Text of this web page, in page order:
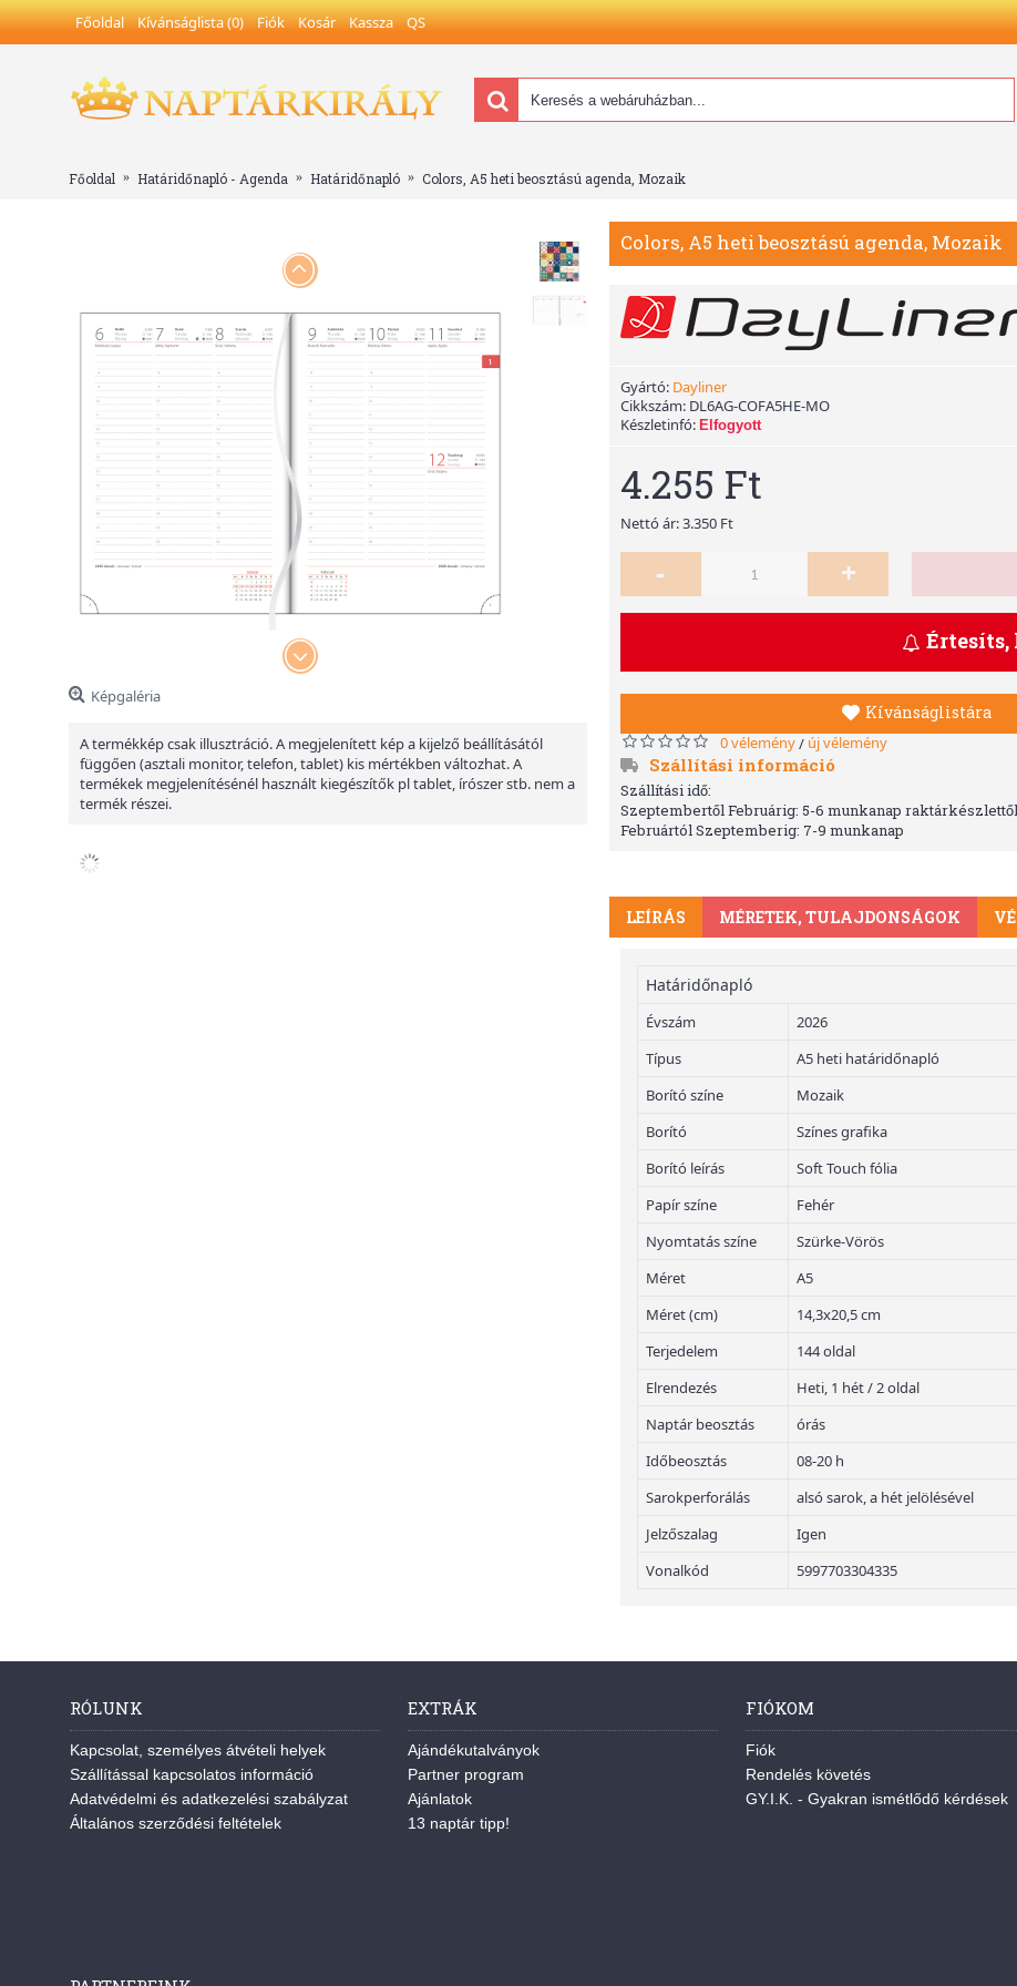
Főoldal Kívánságlista (0) Fiók Kosár Kassza QS
Főoldal Határidőnapló - Agenda Határidőnapló Colors, A5 heti beosztású agenda, Mozaik
Képgaléria
A termékkép csak illusztráció. A megjelenített kép a kijelző beállításától
függően (asztali monitor, telefon, tablet) kis mértékben változhat. A
termékek megjelenítésénél használt kiegészítők pl tablet, írószer stb. nem a
termék részei.
Colors, A5 heti beosztású agenda, Mozaik
Gyártó: Dayliner
Cikkszám: DL6AG-COFA5HE-MO
Készletinfó: Elfogyott
4.255 Ft
Nettó ár: 3.350 Ft
- +
Értesíts,
Kívánságlistára
0 vélemény/ új vélemény
Szállítási információ
Szállítási idő:
Szeptembertől Februárig: 5-6 munkanap
Februártól Szeptemberig: 7-9 munkanap
LEÍRÁS MÉRETEK, TULAJDONSÁGOK
Határidőnapló
Évszám
2026
Típus
A5 heti határidőnapló
Borító színe
Mozaik
Borító
Színes grafika
Borító leírás
Soft Touch fólia
Papír színe
Fehér
Nyomtatás színe
Szürke-Vörös
Méret
A5
Méret (cm)
14,3x20,5 cm
Terjedelem
144 oldal
Elrendezés
Heti, 1 hét / 2 oldal
Naptár beosztás
órás
Időbeosztás
08-20 h
Sarokperforálás
alsó sarok, a hét jelölésével
Jelzőszalag
Igen
Vonalkód
5997703304335
RÓLUNK
Kapcsolat, személyes átvételi helyek
Szállítással kapcsolatos információ
Adatvédelmi és adatkezelési szabályzat
Általános szerződési feltételek
EXTRÁK
Ajándékutalványok
Partner program
Ajánlatok
13 naptár tipp!
FIÓKOM
Fiók
Rendelés követés
GY.I.K. - Gyakran ismétlődő kérdések